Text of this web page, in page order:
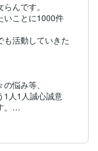
んです。
いことに1000件
も活動していきた
悩み等、
1人1人誠心誠意
と鑑定をしたいの